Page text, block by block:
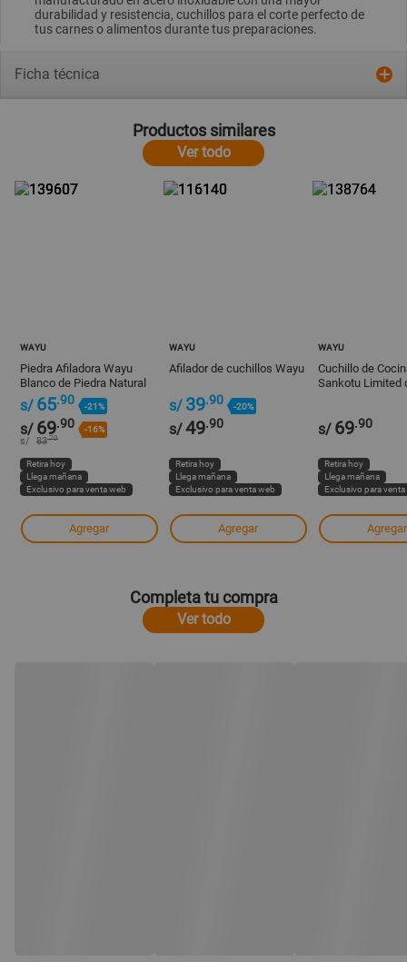
durabilidad y resistencia, cuchillos para el corte perfecto de
tus carnes o alimentos durante tus preparaciones.
Ficha técnica
Productos similares
Ver todo
WAYU
Piedra Afiladora Wayu
Blanco de Piedra Natural
s/ 65.90 -21%
s/ 69.90 -16%
s/ 83.70
Retira hoy
Llega mañana
Exclusivo para venta web
Agregar
WAYU
Afilador de cuchillos Wayu
s/ 39.90 -20%
s/49.90
Retira hoy
Llega mañana
Exclusivo para venta web
Agregar
WAYU
Cuchillo de
Sankotu Limited
s/ 69.90
Retira hoy
Llega mañana
Exclusivo para
Agregar
Completa tu compra
Ver todo